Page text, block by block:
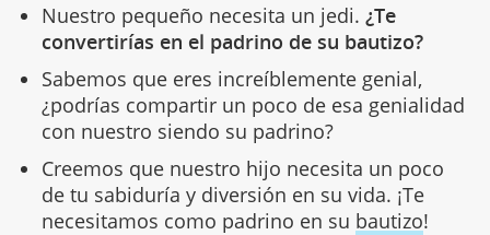
Nuestro pequeño necesita un jedi. ¿Te
convertirías en el padrino de su bautizo?
Sabemos que eres increíblemente genial,
¿podrías compartir un poco de esa genialidad
con nuestro siendo su padrino?
Creemos que nuestro hijo necesita un poco
de tu sabiduría y diversión en su vida. ¡Te
necesitamos como padrino en su bautizo!